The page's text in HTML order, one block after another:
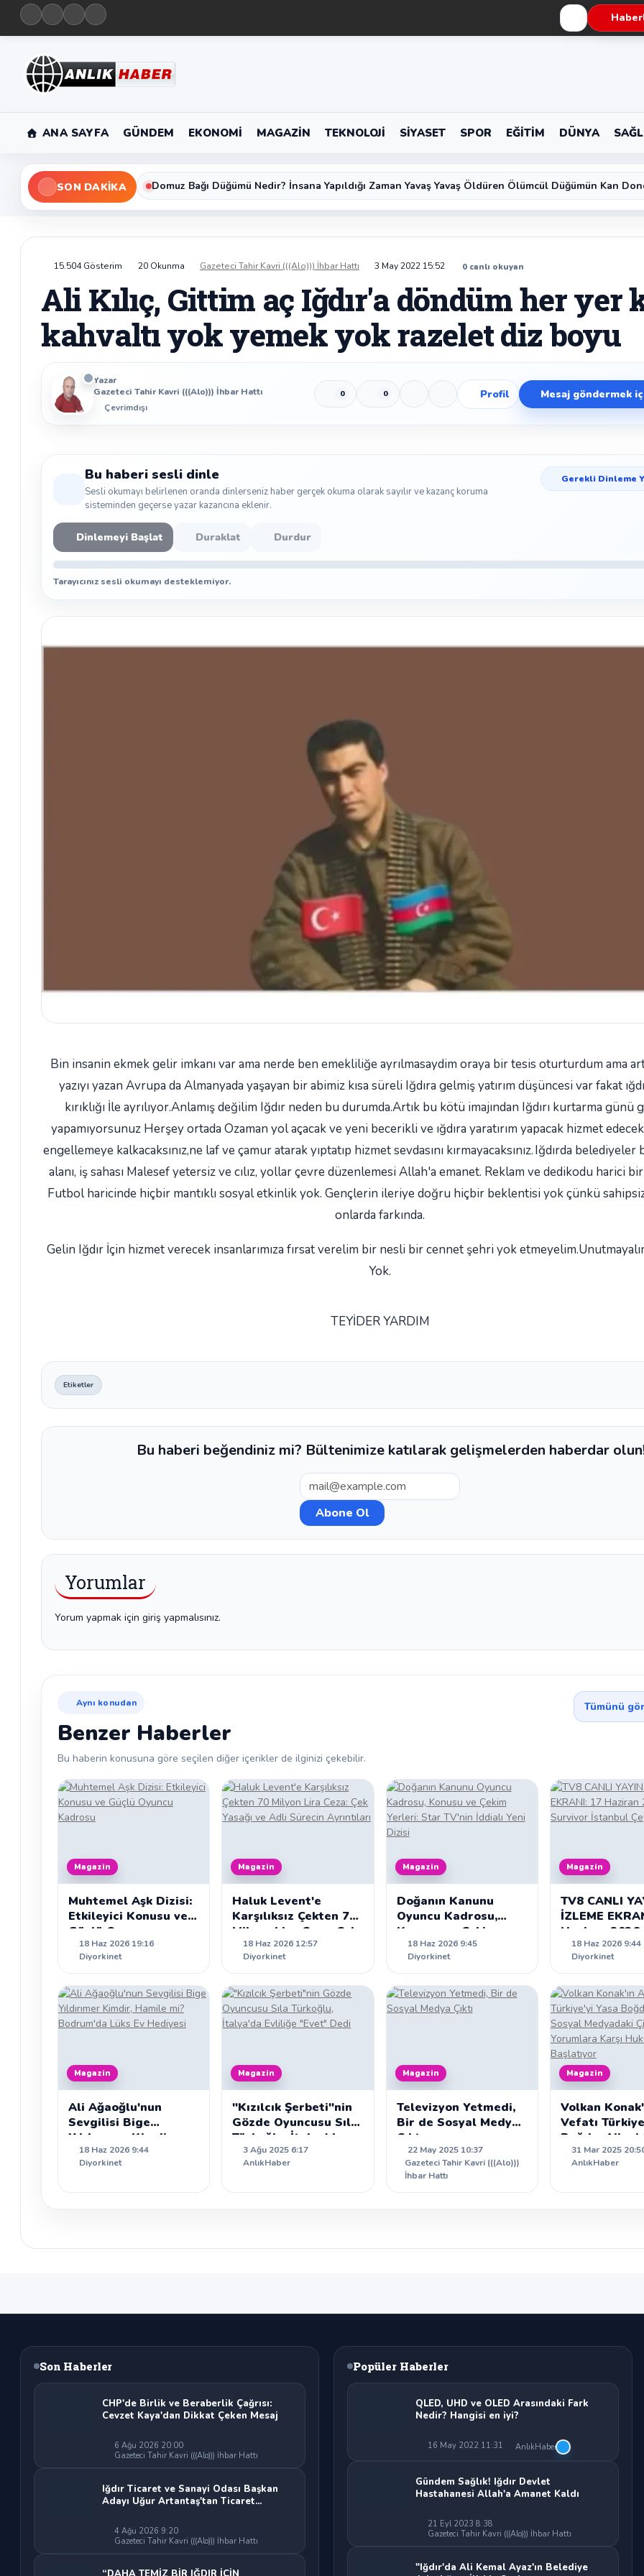
ANA SAYFA GÜNDEM EKONOMI MAGAZIN TEKNOLOJI SIYASET SPOR EĞITIM DÜNYA
SON DAKIKA Domuz Bağı Düğümü Nedir? İnsana Yapıldığı Zaman Yavaş Yavaş Öldüren Ölümcül Düğümün Kan
15.504 Gösterim 20 Okunma Gazeteci Tahir Kavri (((Alo))) İhbar Hattı 3 May 2022 15:52 0 canlı okuyan
Ali Kılıç, Gittim aç Iğdır'a döndüm her yer
kahvaltı yok yemek yok razelet diz boyu
Yazar
Gazeteci Tahir Kavri (((Alo))) İhbar Hattı
Çevrimdışı
Beğen
0 Beğenmeme
0 Paylaş Profil Mesaj göndermek
Bu haberi sesli dinle
Sesli okumayı belirlenen oranda dinlerseniz haber gerçek okuma olarak sayılır ve kazanç koruma
sisteminden geçerse yazar kazancına eklenir.
Gerekli Dinleme
Dinlemeyi Başlat Duraklat Durdur
Tarayıcınız sesli okumayı desteklemiyor.
Bin insanin ekmek gelir imkanı var ama nerde ben emekliliğe ayrılmasaydim oraya bir tesis oturturdum ama
yazıyı yazan Avrupa da Almanyada yaşayan bir abimiz kısa süreli Iğdıra gelmiş yatırım düşüncesi var fakat
kırıklığı İle ayrılıyor.Anlamış değilim Iğdır neden bu durumda.Artık bu kötü imajından Iğdırı kurtarma günü
yapamıyorsunuz Herşey ortada Ozaman yol açacak ve yeni becerikli ve ığdıra yaratırım yapacak hizmet
engellemeye kalkacaksınız,ne laf ve çamur atarak yıptatıp hizmet sevdasını kırmayacaksınız.Iğdırda belediyeler
alanı, iş sahası Malesef yetersiz ve cılız, yollar çevre düzenlemesi Allah'a emanet. Reklam ve dedikodu harici
Futbol haricinde hiçbir mantıklı sosyal etkinlik yok. Gençlerin ileriye doğru hiçbir beklentisi yok çünkü
onlarda farkında.
Gelin Iğdır İçin hizmet verecek insanlarımıza fırsat verelim bir nesli bir cennet şehri yok
Yok.
TEYİDER YARDIM
Etiketler
Bu haberi beğendiniz mi? Bültenimize katılarak gelişmelerden haberdar
Yorumlar
Yorum yapmak için giriş yapmalısınız.
Aynı konudan
Benzer Haberler
Bu haberin konusuna göre seçilen diğer içerikler de ilginizi çekebilir.
Tümünü
Magazin
Muhtemel Aşk Dizisi:
Etkileyici Konusu ve
Güçlü Oyuncu
Kadrosu
18 Haz 2026 19:16
Diyorkinet
Magazin
Haluk Levent'e
Karşılıksız Çekten 70
Milyon Lira Ceza: Çek
Yasağı ve Adli
Sürecin Ayrıntıları
18 Haz 2026 12:57
Diyorkinet
Magazin
Doğanın Kanunu
Oyuncu Kadrosu,
Konusu ve Çekim
Yerleri: Star TV'nin
İddialı Yeni Dizisi
18 Haz 2026 9:45
Diyorkinet
Magazin
TV8 CANLI
İZLEME
Haziran 2026
Survivor
Çeyrek Finali
18 Haz 2026 9:44
Diyorkinet
Magazin
Ali Ağaoğlu'nun
Sevgilisi Bige
Yıldırımer Kimdir,
Hamile mi?
Bodrum'da Lüks Ev
18 Haz 2026 9:44
Diyorkinet
Magazin
"Kızılcık Şerbeti"nin
Gözde Oyuncusu Sıla
Türkoğlu, İtalya'da
Evliliğe "Evet" Dedi
3 Ağu 2025 6:17
AnlıkHaber
Magazin
Televizyon Yetmedi,
Bir de Sosyal Medya
Çıktı
22 May 2025 10:37
Gazeteci Tahir Kavri (((Alo)))
İhbar Hattı
Magazin
Volkan
Vefatı
Boğdu: Ailesi
Medyadaki
Yorumlara
31 Mar 2025
AnlıkHaber
Son Haberler
CHP'de Birlik ve Beraberlik Çağrısı:
Cevzet Kaya'dan Dikkat Çeken Mesaj
6 Ağu 2026 20:00
Gazeteci Tahir Kavri (((Alo))) İhbar Hattı
Iğdır Ticaret ve Sanayi Odası Başkan
Adayı Uğur Artantaş'tan Ticaret
Sahipsiz Bırakılamaz"
4 Ağu 2026 9:20
Gazeteci Tahir Kavri (((Alo))) İhbar Hattı
Popüler Haberler
QLED, UHD ve OLED Arasındaki Fark
Nedir? Hangisi en iyi?
16 May 2022 11:31 AnlıkHaber
Gündem Sağlık! Iğdır Devlet
Hastahanesi Allah'a Amanet Kaldı
21 Eyl 2023 8:38
Gazeteci Tahir Kavri (((Alo))) İhbar Hattı
"Iğdır'da Ali Kemal Ayaz'ın Belediye